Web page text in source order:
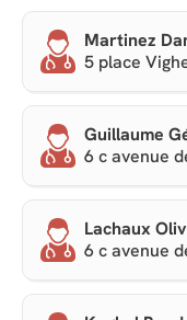
Martinez
5 place
Guillaume
6 c avenue
Lachaux
6 c avenue